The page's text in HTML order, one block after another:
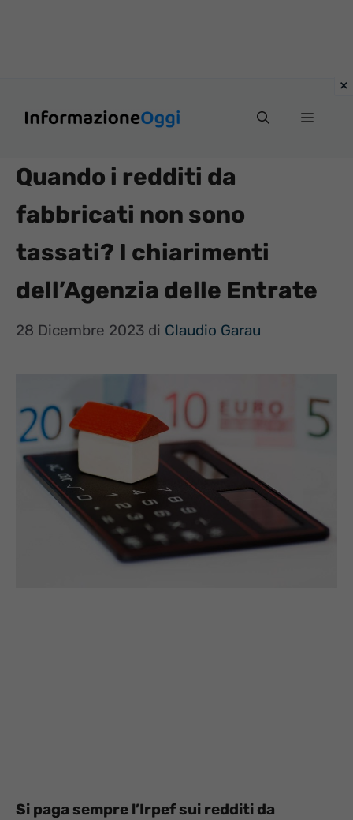
Menu
Quando i redditi da
fabbricati non sono
tassati? I chiarimenti
dell’Agenzia delle Entrate
28 Dicembre 2023 di Claudio Garau
Si paga sempre l’Irpef sui redditi da